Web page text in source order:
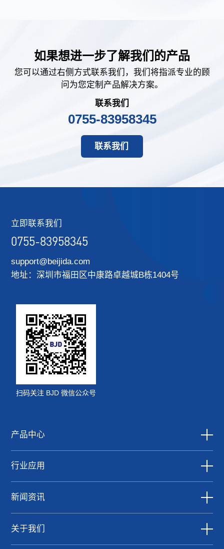
如果想进一步了解我们的产品
您可以通过右侧方式联系我们，我们将指派专业的顾
问为您定制产品解决方案。
联系我们
0755-83958345
联系我们
立即联系我们
0755-83958345
support@beijida.com
地址：深圳市福田区中康路卓越城B栋1404号
扫码关注 BJD 微信公众号
产品中心
行业应用
新闻资讯
关于我们